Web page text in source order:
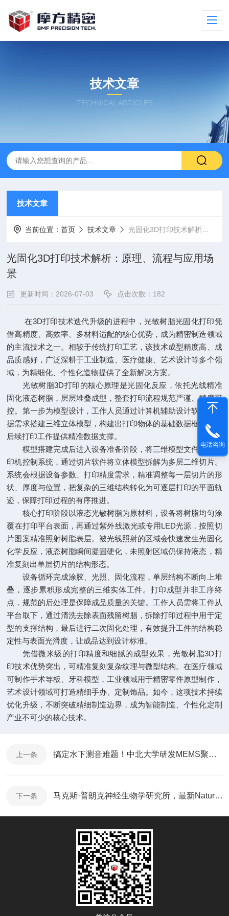
技术文章
TECHNICAL ARTICLES
技术文章
当前位置：首页 技术文章 光固化3D打印技术解析：原理、流程与应用场景
光固化3D打印技术解析：原理、流程与应用场
景
更新时间：2026-07-03 点击次数：182
在3D打印技术迭代升级的进程中，光敏树脂光固化打印凭
借高精度、高效率、多材料适配的核心优势，成为精密制造领域
的主流技术之一。相较于传统打印工艺，该技术成型精度高、成
品质感好，广泛深耕于工业制造、医疗健康、艺术设计等多个领
域，为精细化、个性化造物提供了全新解决方案。
光敏树脂3D打印的核心原理是光固化反应，依托光线精准
固化液态树脂，层层堆叠成型，整套打印流程规范严谨、精度可
控。第一步为模型设计，工作人员通过计算机辅助设计软件，根
据需求搭建三维立体模型，构建出打印物体的基础数据框架，为
后续打印工作提供精准数据支撑。
模型搭建完成后进入设备准备阶段，将三维模型文件导入打
印机控制系统，通过切片软件将立体模型拆解为多层二维切片。
系统会根据设备参数、打印精度需求，精准调整每一层切片的形
状、厚度与位置，把复杂的三维结构转化为可逐层打印的平面轨
迹，保障打印过程的有序推进。
核心打印阶段以液态光敏树脂为原材料，设备将树脂均匀涂
覆在打印平台表面，再通过紫外线激光或专用LED光源，按照切
片图案精准照射树脂表层。被光线照射的区域会快速发生光固化
化学反应，液态树脂瞬间凝固硬化，未照射区域仍保持液态，精
准复刻出单层切片的结构形态。
设备循环完成涂胶、光照、固化流程，单层结构不断向上堆
叠，逐步累积形成完整的三维实体工件。打印成型并非工序终
点，规范的后处理是保障成品质量的关键。工作人员需将工件从
平台取下，通过清洗去除表面残留树脂，拆除打印过程中用于定
型的支撑结构，最后进行二次固化处理，有效提升工件的结构稳
定性与表面光滑度，让成品达到设计标准。
凭借微米级的打印精度和细腻的成型效果，光敏树脂3D打
印技术优势突出，可精准复刻复杂纹理与微型结构。在医疗领域
可制作手术导板、牙科模型，工业领域用于精密零件原型制作，
艺术设计领域可打造精细手办、定制饰品。如今，这项技术持续
优化升级，不断突破精细制造边界，成为智能制造、个性化定制
产业不可少的核心技术。
上一条 搞定水下测音难题！中北大学研发MEMS聚声封装方案
下一条 马克斯·普朗克神经生物学研究所，最新Nature大子刊！
电话咨询